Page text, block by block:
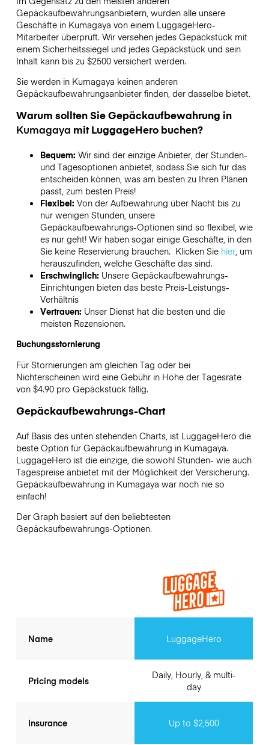
Gepäckaufbewahrungsanbietern, wurden alle unsere
Geschäfte in Kumagaya von einem LuggageHero-
Mitarbeiter überprüft. Wir versehen jedes Gepäckstück mit
einem Sicherheitssiegel und jedes Gepäckstück und sein
Inhalt kann bis zu $2500versichert werden.
Sie werden in Kumagaya keinen anderen
Gepäckaufbewahrungsanbieter finden, der dasselbe bietet.
Warum sollten Sie Gepäckaufbewahrung in
Kumagaya mit LuggageHero buchen?
Bequem: Wir sind der einzige Anbieter, der Stunden-
und Tagesoptionen anbietet, sodass Sie sich für das
entscheiden können, was am besten zu Ihren Plänen
passt, zum besten Preis!
Flexibel: Von der Aufbewahrung über Nacht bis zu
nur wenigen Stunden, unsere
Gepäckaufbewahrungs-Optionen sind so flexibel, wie
es nur geht! Wir haben sogar einige Geschäfte, in den
Sie keine Reservierung brauchen. Klicken Sie hier, um
herauszufinden, welche Geschäfte das sind.
Erschwinglich: Unsere Gepäckaufbewahrungs-
Einrichtungen bieten das beste Preis-Leistungs-
Verhältnis
Vertrauen: Unser Dienst hat die besten und die
meisten Rezensionen.
Buchungsstornierung
Für Stornierungen am gleichen Tag oder bei
Nichterscheinen wird eine Gebühr in Höhe der Tagesrate
von $4.90 pro Gepäckstück fällig.
Gepäckaufbewahrungs-Chart
Auf Basis des unten stehenden Charts, ist LuggageHero die
beste Option für Gepäckaufbewahrung in Kumagaya.
LuggageHero ist die einzige, die sowohl Stunden- wie auch
Tagespreise anbietet mit der Möglichkeit der Versicherung.
Gepäckaufbewahrung in Kumagaya war noch nie so
einfach!
Der Graph basiert auf den beliebtesten
Gepäckaufbewahrungs-Optionen.
Name
Pricing models
Insurance
LuggageHero
Daily, Hourly, & multi-
day
Up to $2,500